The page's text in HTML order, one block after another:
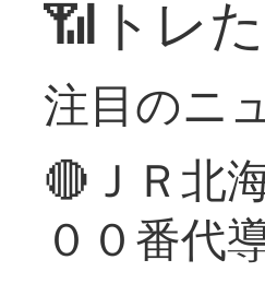
📶トレ
注目のニ
🔴ＪＲ北
００番代